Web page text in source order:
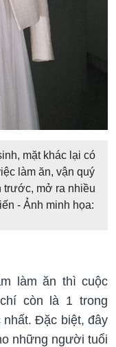
mặt khác lại có
làm ăn, vận quý
mở ra nhiều
- Ảnh minh họa:
làm ăn thì cuộc
còn là 1 trong
Đặc biệt, đây
những người tuổi